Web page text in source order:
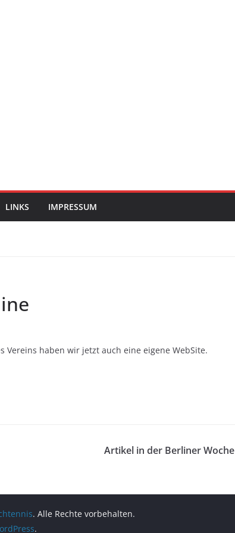
LINKS IMPRESSUM
Vereins haben wir jetzt auch eine eigene WebSite.
Artikel in der Berliner Woche
. Alle Rechte vorbehalten.
.